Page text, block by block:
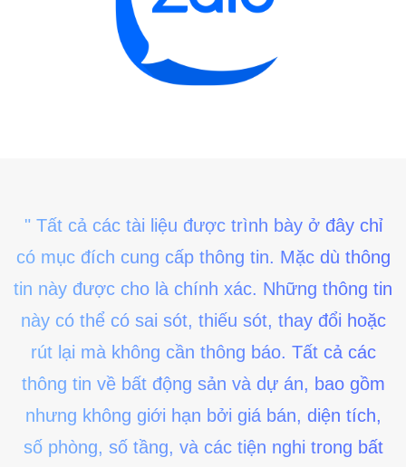
" Tất cả các tài liệu được trình bày ở đây chỉ
có mục đích cung cấp thông tin. Mặc dù thông
tin này được cho là chính xác. Những thông tin
này có thể có sai sót, thiếu sót, thay đổi hoặc
rút lại mà không cần thông báo. Tất cả các
thông tin về bất động sản và dự án, bao gồm
nhưng không giới hạn bởi giá bán, diện tích,
số phòng, số tầng, và các tiện nghi trong bất